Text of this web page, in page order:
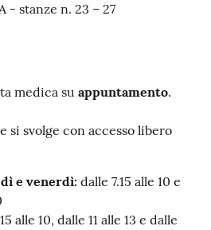
- stanze n. 23 – 27
medica su appuntamento.
si svolge con accesso libero
e venerdì: dalle 7.15 alle 10 e
alle 10, dalle 11 alle 13 e dalle